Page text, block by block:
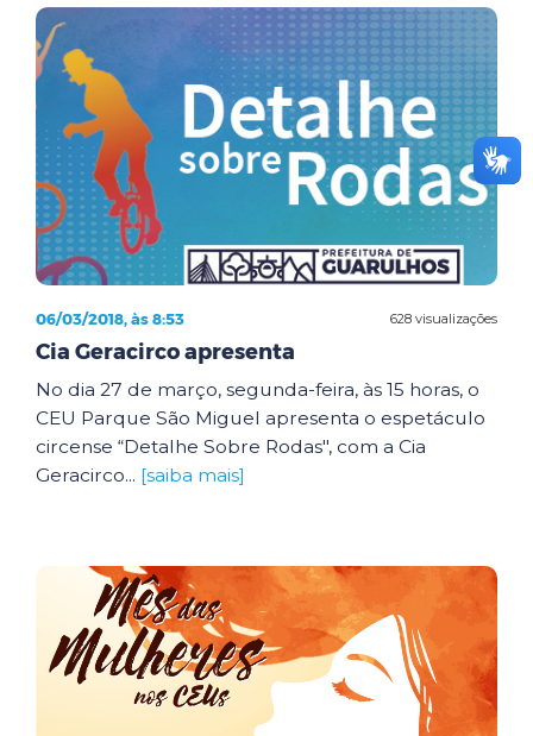
628 visualizações
06/03/2018, às 8:53
Cia Geracirco apresenta
No dia 27 de março, segunda-feira, às 15 horas, o
CEU Parque São Miguel apresenta o espetáculo
circense “Detalhe Sobre Rodas", com a Cia
Geracirco... [saiba mais]